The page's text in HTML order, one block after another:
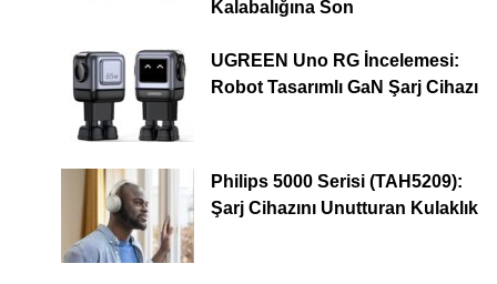
Kalabalığına Son
UGREEN Uno RG İncelemesi:
Robot Tasarımlı GaN Şarj Cihazı
Philips 5000 Serisi (TAH5209):
Şarj Cihazını Unutturan Kulaklık